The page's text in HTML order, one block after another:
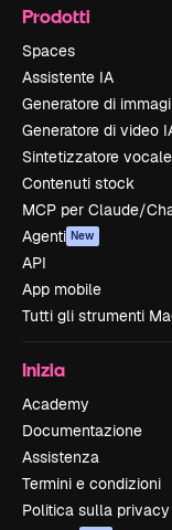
Prodotti
Spaces
Assistente IA
Generatore di
Generatore di video
Sintetizzatore
Contenuti stock
MCP per Claude/
Agenti New
API
App mobile
Tutti gli strumenti
Inizia
Academy
Documentazione
Assistenza
Termini e condizioni
Politica sulla privacy